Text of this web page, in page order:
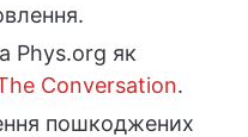
Phys.org як
Conversation.
пошкоджених